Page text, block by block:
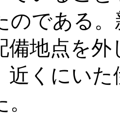
のである
備地点を
近くにいた